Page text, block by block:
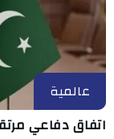
عالمية
اتفاق دفاعي